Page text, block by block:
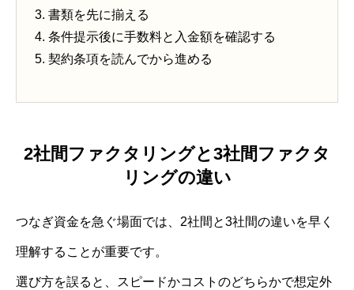
書類を先に揃える
条件提示後に手数料と入金額を確認する
契約条項を読んでから進める
2社間ファクタリングと3社間ファクタ
リングの違い
つなぎ資金を急ぐ場面では、2社間と3社間の違いを早く
理解することが重要です。
選び方を誤ると、スピードかコストのどちらかで想定外